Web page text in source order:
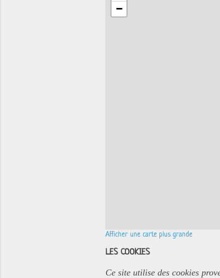
−
Afficher une carte plus grande
LES COOKIES
Ce site utilise des cookies